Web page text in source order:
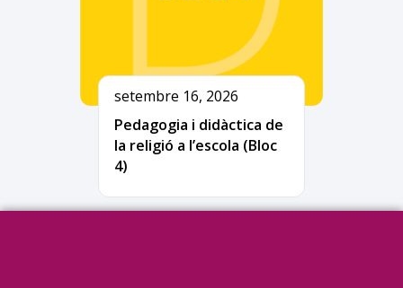
setembre 16, 2026
Pedagogia i didàctica de
la religió a l’escola (Bloc
4)